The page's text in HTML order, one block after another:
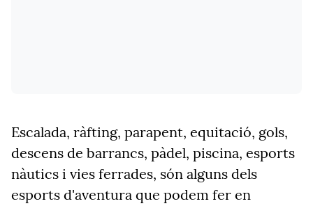
Escalada, ràfting, parapent, equitació, gols,
descens de barrancs, pàdel, piscina, esports
nàutics i vies ferrades, són alguns dels
esports d'aventura que podem fer en